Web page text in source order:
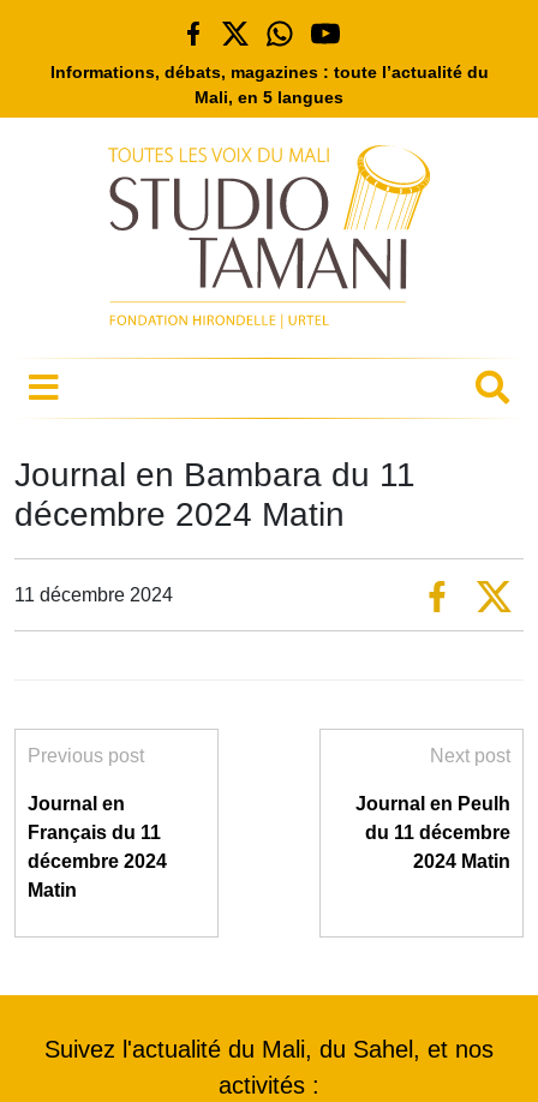
Informations, débats, magazines : toute l’actualité du
Mali, en 5 langues
Journal en Bambara du 11
décembre 2024 Matin
11 décembre 2024
Previous post
Journal en
Français du 11
décembre 2024
Matin
Next post
Journal en Peulh
du 11 décembre
2024 Matin
Suivez l'actualité du Mali, du Sahel, et nos
activités :